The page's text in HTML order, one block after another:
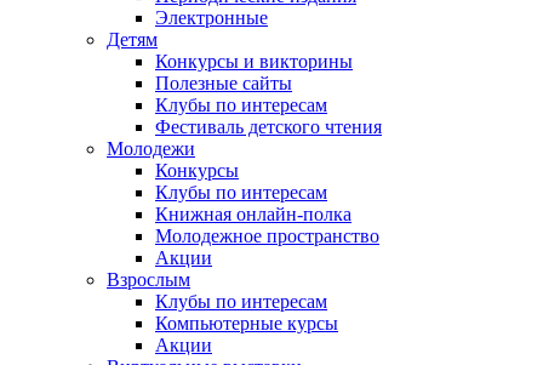
Электронные
Детям
Конкурсы и викторины
Полезные сайты
Клубы по интересам
Фестиваль детского чтения
Молодежи
Конкурсы
Клубы по интересам
Книжная онлайн-полка
Молодежное пространство
Акции
Взрослым
Клубы по интересам
Компьютерные курсы
Акции